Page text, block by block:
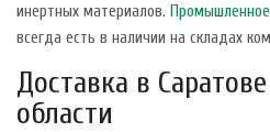
инертных материалов.
всегда есть в наличии на складах
Доставка в
области